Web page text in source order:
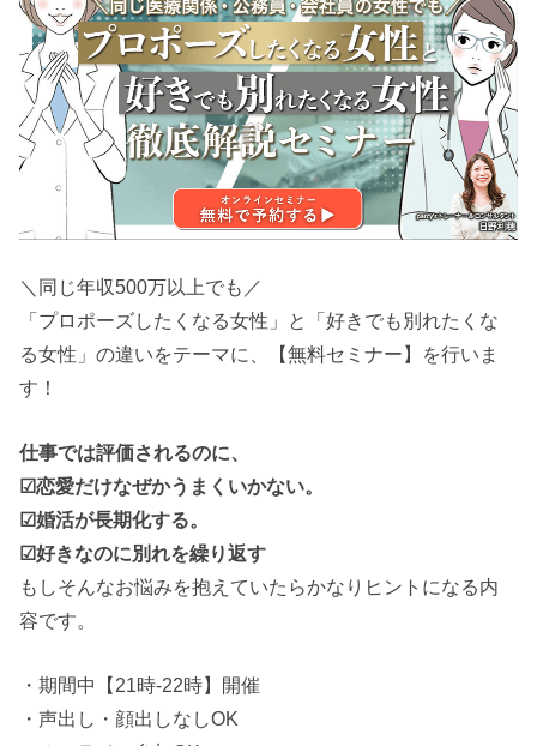
＼同じ年収500万以上でも／
「プロポーズしたくなる女性」と「好きでも別れたくな
る女性」の違いをテーマに、【無料セミナー】を行いま
す！
仕事では評価されるのに、
☑恋愛だけなぜかうまくいかない。
☑婚活が長期化する。
☑好きなのに別れを繰り返す
もしそんなお悩みを抱えていたらかなりヒントになる内
容です。
・期間中【21時-22時】開催
・声出し・顔出しなしOK